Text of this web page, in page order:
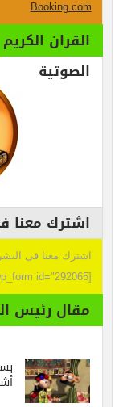
Booking.com
القران
الصوتية
اشترك معنا
اشترك معنا فى
[mc4wp_form id="292065"]
مقال رئيس